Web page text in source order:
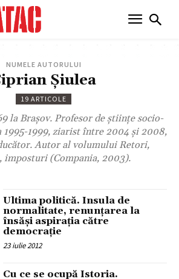
NUMELE AUTORULUI
Șiulea
19 ARTICOLE
la Braşov. Profesor de ştiinţe socio-
1995-1999, ziarist între 2004 şi 2008,
Autor al volumului Retori,
imposturi (Compania, 2003).
Ultima politică. Insula de
normalitate, renunţarea la
însăşi aspiraţia către
democraţie
23 iulie 2012
Cu ce se ocupă Istoria.